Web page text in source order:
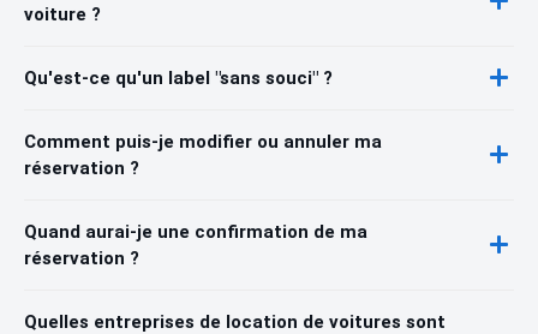
voiture ?
Qu'est-ce qu'un label "sans souci" ?
Comment puis-je modifier ou annuler ma
réservation ?
Quand aurai-je une confirmation de ma
réservation ?
Quelles entreprises de location de voitures sont